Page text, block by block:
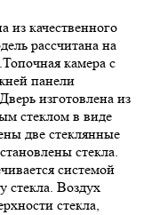
из качественного
рассчитана на
камера с
панели
изготовлена из
стеклом в виде
две стеклянные
стекла.
системой
стекла. Воздух
стекла,